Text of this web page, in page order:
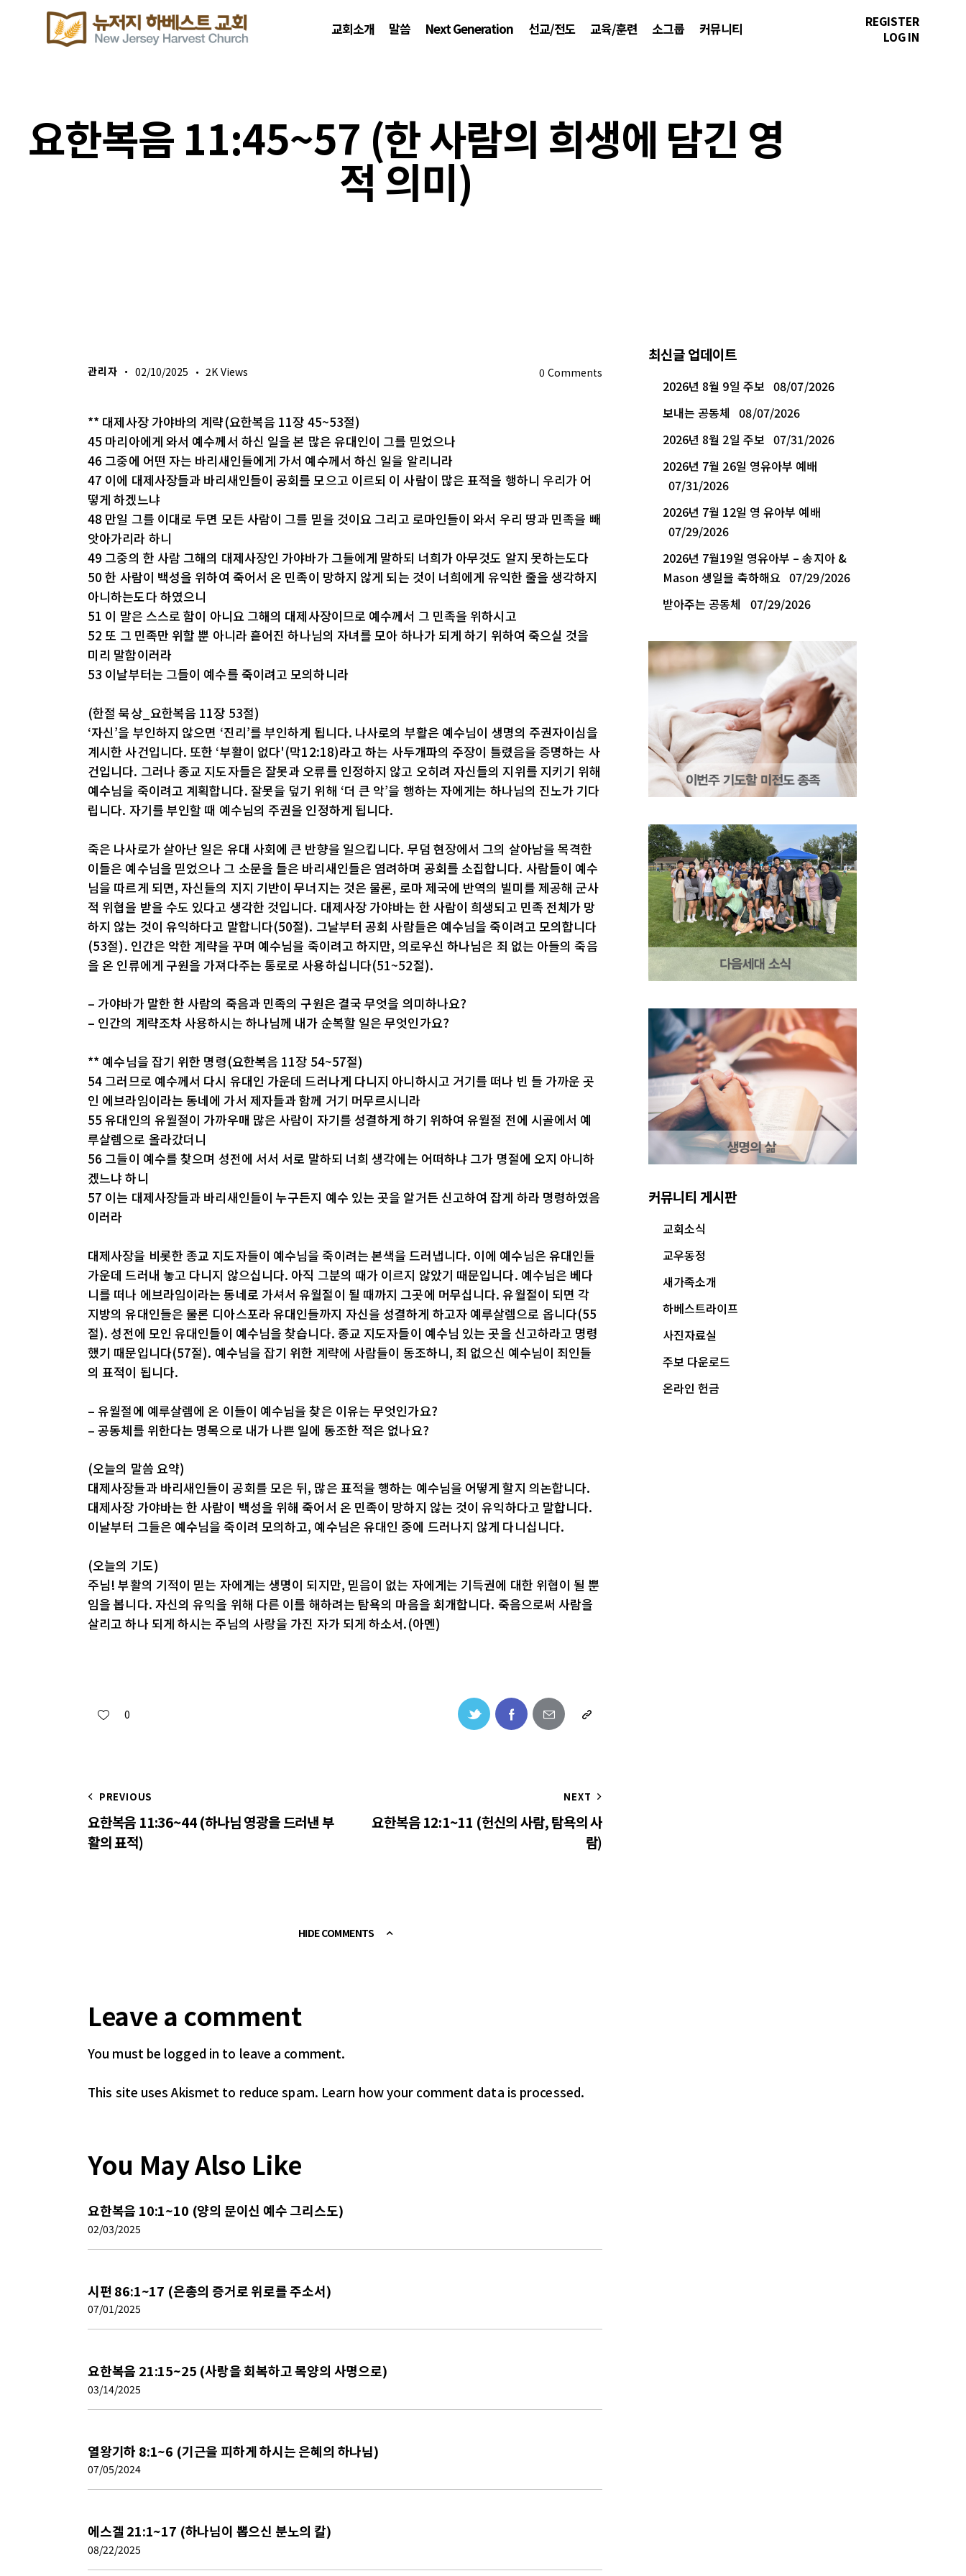
교회소개 말씀 Next Generation 선교/전도 교육/훈련 소그룹 커뮤니티
REGISTER
LOG IN
요한복음 11:45~57 (한 사람의 희생에 담긴 영
적 의미)
관리자 02/10/2025 2K Views 0 Comments
** 대제사장 가야바의 계략(요한복음 11장 45~53절)
45 마리아에게 와서 예수께서 하신 일을 본 많은 유대인이 그를 믿었으나
46 그중에 어떤 자는 바리새인들에게 가서 예수께서 하신 일을 알리니라
47 이에 대제사장들과 바리새인들이 공회를 모으고 이르되 이 사람이 많은 표적을 행하니 우리가 어
떻게 하겠느냐
48 만일 그를 이대로 두면 모든 사람이 그를 믿을 것이요 그리고 로마인들이 와서 우리 땅과 민족을 빼
앗아가리라 하니
49 그중의 한 사람 그해의 대제사장인 가야바가 그들에게 말하되 너희가 아무것도 알지 못하는도다
50 한 사람이 백성을 위하여 죽어서 온 민족이 망하지 않게 되는 것이 너희에게 유익한 줄을 생각하지
아니하는도다 하였으니
51 이 말은 스스로 함이 아니요 그해의 대제사장이므로 예수께서 그 민족을 위하시고
52 또 그 민족만 위할 뿐 아니라 흩어진 하나님의 자녀를 모아 하나가 되게 하기 위하여 죽으실 것을
미리 말함이러라
53 이날부터는 그들이 예수를 죽이려고 모의하니라
(한절 묵상_요한복음 11장 53절)
‘자신’을 부인하지 않으면 ‘진리’를 부인하게 됩니다. 나사로의 부활은 예수님이 생명의 주권자이심을
계시한 사건입니다. 또한 ‘부활이 없다'(막12:18)라고 하는 사두개파의 주장이 틀렸음을 증명하는 사
건입니다. 그러나 종교 지도자들은 잘못과 오류를 인정하지 않고 오히려 자신들의 지위를 지키기 위해
예수님을 죽이려고 계획합니다. 잘못을 덮기 위해 ‘더 큰 악’을 행하는 자에게는 하나님의 진노가 기다
립니다. 자기를 부인할 때 예수님의 주권을 인정하게 됩니다.
죽은 나사로가 살아난 일은 유대 사회에 큰 반향을 일으킵니다. 무덤 현장에서 그의 살아남을 목격한
이들은 예수님을 믿었으나 그 소문을 들은 바리새인들은 염려하며 공회를 소집합니다. 사람들이 예수
님을 따르게 되면, 자신들의 지지 기반이 무너지는 것은 물론, 로마 제국에 반역의 빌미를 제공해 군사
적 위협을 받을 수도 있다고 생각한 것입니다. 대제사장 가야바는 한 사람이 희생되고 민족 전체가 망
하지 않는 것이 유익하다고 말합니다(50절). 그날부터 공회 사람들은 예수님을 죽이려고 모의합니다
(53절). 인간은 악한 계략을 꾸며 예수님을 죽이려고 하지만, 의로우신 하나님은 죄 없는 아들의 죽음
을 온 인류에게 구원을 가져다주는 통로로 사용하십니다(51~52절).
– 가야바가 말한 한 사람의 죽음과 민족의 구원은 결국 무엇을 의미하나요?
– 인간의 계략조차 사용하시는 하나님께 내가 순복할 일은 무엇인가요?
** 예수님을 잡기 위한 명령(요한복음 11장 54~57절)
54 그러므로 예수께서 다시 유대인 가운데 드러나게 다니지 아니하시고 거기를 떠나 빈 들 가까운 곳
인 에브라임이라는 동네에 가서 제자들과 함께 거기 머무르시니라
55 유대인의 유월절이 가까우매 많은 사람이 자기를 성결하게 하기 위하여 유월절 전에 시골에서 예
루살렘으로 올라갔더니
56 그들이 예수를 찾으며 성전에 서서 서로 말하되 너희 생각에는 어떠하냐 그가 명절에 오지 아니하
겠느냐 하니
57 이는 대제사장들과 바리새인들이 누구든지 예수 있는 곳을 알거든 신고하여 잡게 하라 명령하였음
이러라
대제사장을 비롯한 종교 지도자들이 예수님을 죽이려는 본색을 드러냅니다. 이에 예수님은 유대인들
가운데 드러내 놓고 다니지 않으십니다. 아직 그분의 때가 이르지 않았기 때문입니다. 예수님은 베다
니를 떠나 에브라임이라는 동네로 가셔서 유월절이 될 때까지 그곳에 머무십니다. 유월절이 되면 각
지방의 유대인들은 물론 디아스포라 유대인들까지 자신을 성결하게 하고자 예루살렘으로 옵니다(55
절). 성전에 모인 유대인들이 예수님을 찾습니다. 종교 지도자들이 예수님 있는 곳을 신고하라고 명령
했기 때문입니다(57절). 예수님을 잡기 위한 계략에 사람들이 동조하니, 죄 없으신 예수님이 죄인들
의 표적이 됩니다.
– 유월절에 예루살렘에 온 이들이 예수님을 찾은 이유는 무엇인가요?
– 공동체를 위한다는 명목으로 내가 나쁜 일에 동조한 적은 없나요?
(오늘의 말씀 요약)
대제사장들과 바리새인들이 공회를 모은 뒤, 많은 표적을 행하는 예수님을 어떻게 할지 의논합니다.
대제사장 가야바는 한 사람이 백성을 위해 죽어서 온 민족이 망하지 않는 것이 유익하다고 말합니다.
이날부터 그들은 예수님을 죽이려 모의하고, 예수님은 유대인 중에 드러나지 않게 다니십니다.
(오늘의 기도)
주님! 부활의 기적이 믿는 자에게는 생명이 되지만, 믿음이 없는 자에게는 기득권에 대한 위협이 될 뿐
임을 봅니다. 자신의 유익을 위해 다른 이를 해하려는 탐욕의 마음을 회개합니다. 죽음으로써 사람을
살리고 하나 되게 하시는 주님의 사랑을 가진 자가 되게 하소서.(아멘)
0
PREVIOUS
요한복음 11:36~44 (하나님 영광을 드러낸 부
활의 표적)
NEXT
요한복음 12:1~11 (헌신의 사람, 탐욕의 사
람)
HIDE COMMENTS
Leave a comment
You must be logged in to leave a comment.
This site uses Akismet to reduce spam. Learn how your comment data is processed.
You May Also Like
요한복음 10:1~10 (양의 문이신 예수 그리스도)
02/03/2025
시편 86:1~17 (은총의 증거로 위로를 주소서)
07/01/2025
요한복음 21:15~25 (사랑을 회복하고 목양의 사명으로)
03/14/2025
열왕기하 8:1~6 (기근을 피하게 하시는 은혜의 하나님)
07/05/2024
에스겔 21:1~17 (하나님이 뽑으신 분노의 칼)
08/22/2025
최신글 업데이트
2026년 8월 9일 주보 08/07/2026
보내는 공동체 08/07/2026
2026년 8월 2일 주보 07/31/2026
2026년 7월 26일 영유아부 예배
07/31/2026
2026년 7월 12일 영 유아부 예배
07/29/2026
2026년 7월19일 영유아부 – 송지아 &
Mason 생일을 축하해요 07/29/2026
받아주는 공동체
07/29/2026
커뮤니티 게시판
교회소식
교우동정
새가족소개
하베스트라이프
사진자료실
주보 다운로드
온라인 헌금